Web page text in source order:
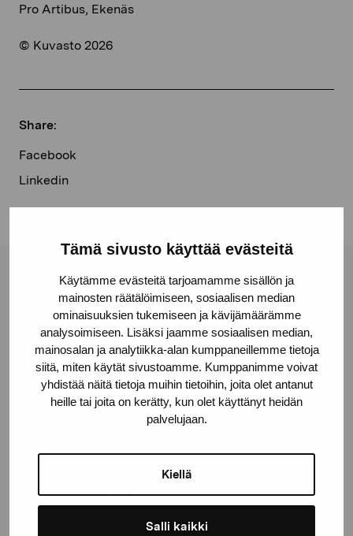
Tämä sivusto käyttää evästeitä
Käytämme evästeitä tarjoamamme sisällön ja
mainosten räätälöimiseen, sosiaalisen median
ominaisuuksien tukemiseen ja kävijämäärämme
analysoimiseen. Lisäksi jaamme sosiaalisen median,
mainosalan ja analytiikka-alan kumppaneillemme tietoja
siitä, miten käytät sivustoamme. Kumppanimme voivat
yhdistää näitä tietoja muihin tietoihin, joita olet antanut
heille tai joita on kerätty, kun olet käyttänyt heidän
palvelujaan.
Kiellä
Salli kaikki
Pro Artibus, Ekenäs
© Kuvasto 2026
Share:
Facebook
Linkedin
Pro Artibus Foundation
Gustav Wasas gata 11
10600 Ekenäs
proartibus@proartibus.fi
+358 (0)50 371 6339
Contact us